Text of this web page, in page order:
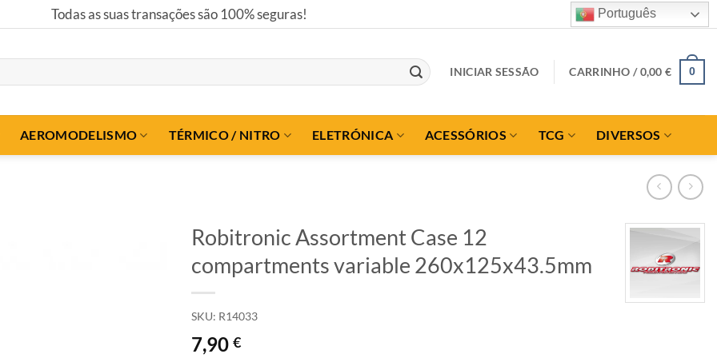
Todas as suas transações são 100% seguras! Português
INICIAR SESSÃO CARRINHO /0,00€ 0
AEROMODELISMO TÉRMICO / NITRO ELETRÓNICA ACESSÓRIOS TCG DIVERSOS
Robitronic Assortment Case 12
compartments variable 260x125x43.5mm
SKU: R14033
7,90 €